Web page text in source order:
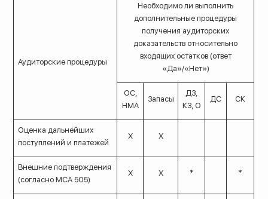
Аудиторские процедуры
Необходимо ли выполнить
дополнительные процедуры
получения аудиторских
доказательств относительно
входящих остатков (ответ
«Да»/«Нет»)
ОС,
НМА
Запасы
ДЗ,
КЗ, О
ДС СК
Оценка дальнейших
поступлений и платежей
Х Х
Внешние подтверждения
(согласно МСА 505)
Х Х * *